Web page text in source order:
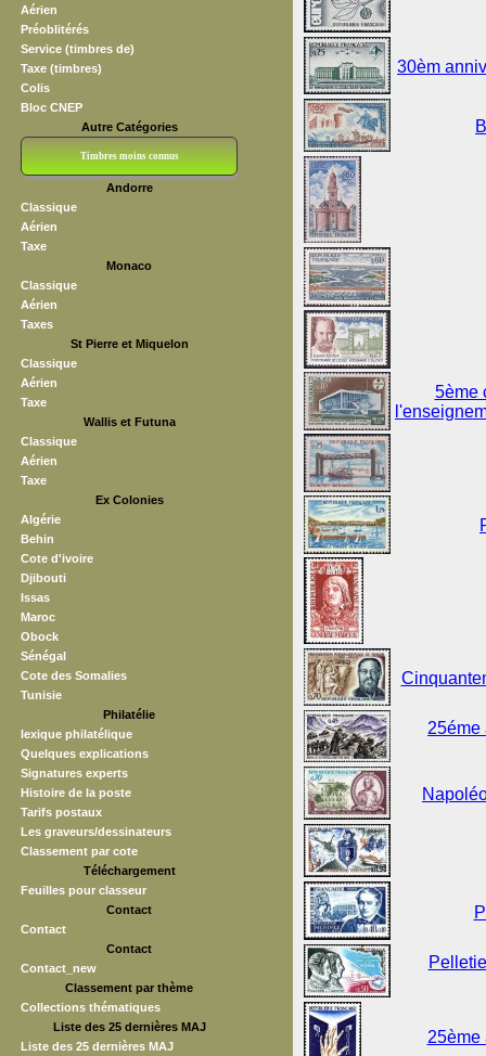
Aérien
Préoblitérés
Service (timbres de)
Taxe (timbres)
Colis
Bloc CNEP
Autre Catégories
Timbres moins connus
Andorre
Classique
Aérien
Taxe
Monaco
Classique
Aérien
Taxes
St Pierre et Miquelon
Classique
Aérien
Taxe
Wallis et Futuna
Classique
Aérien
Taxe
Ex Colonies
Algérie
Behin
Cote d'ivoire
Djibouti
Issas
Maroc
Obock
Sénégal
Cote des Somalies
Tunisie
Philatélie
lexique philatélique
Quelques explications
Signatures experts
Histoire de la poste
Tarifs postaux
Les graveurs/dessinateurs
Classement par cote
Téléchargement
Feuilles pour classeur
Contact
Contact
Contact
Contact_new
Classement par thème
Collections thématiques
Liste des 25 dernières MAJ
Liste des 25 dernières MAJ
30èm
5ème
25éme
25ème